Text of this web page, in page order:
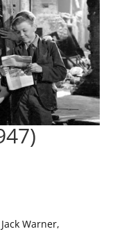
Warner,